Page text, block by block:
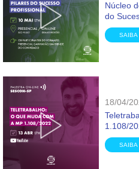
Núcleo
do
SAIBA
18/04/
1.108/
SAIBA